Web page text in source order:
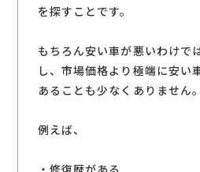
を探すことです。
もちろん安い車が悪いわけで
し、市場価格より極端に安い
あることも少なくありません。
例えば、
・修復歴がある